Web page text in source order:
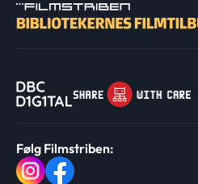
Følg Filmstriben: